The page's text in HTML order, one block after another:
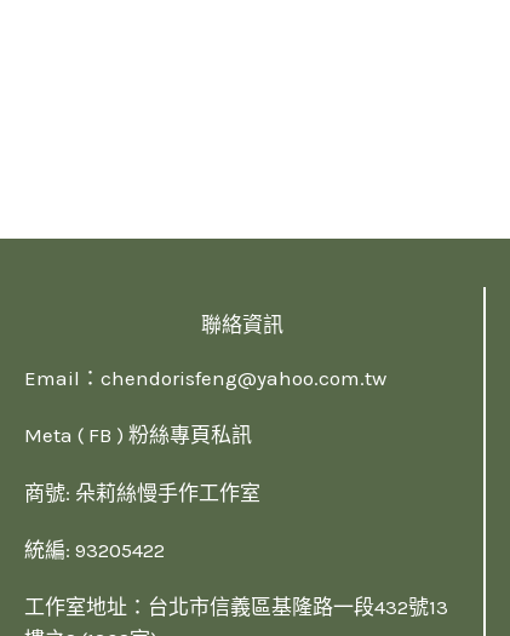
聯絡資訊
Email： chendorisfeng@yahoo.com.tw
Meta ( FB ) 粉絲專頁私訊
商號: 朵莉絲慢手作工作室
統編: 93205422
工作室地址：台北市信義區基隆路一段432號13